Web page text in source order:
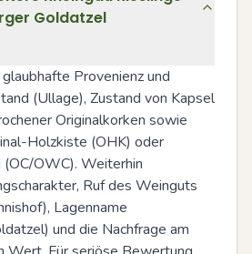
Goldatzel
Provenienz und
(Ullage), Zustand von Kapsel
Originalkorken sowie
Holzkiste (OHK) oder
(OC/OWC). Weiterhin
Ruf des Weinguts
Lagenname
und die Nachfrage am